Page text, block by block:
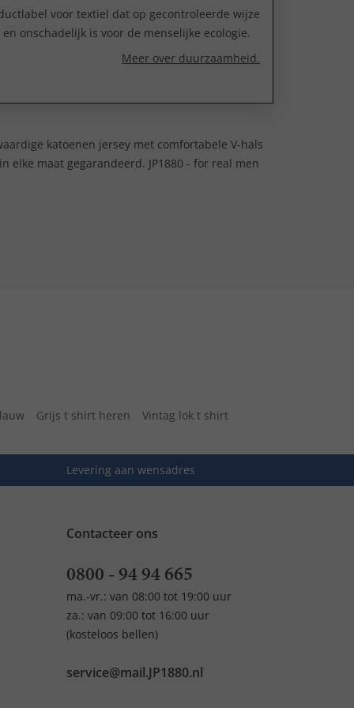
voor textiel dat op gecontroleerde wijze
onschadelijk is voor de menselijke ecologie.
Meer over duurzaamheid.
katoenen jersey met comfortabele V-hals
maat gegarandeerd. JP1880 - for real men
Grijs t shirt heren Vintag lok t shirt
Levering aan wensadres
Contacteer ons
0800 - 94 94 665
ma.-vr.: van 08:00 tot 19:00 uur
za.: van 09:00 tot 16:00 uur
(kosteloos bellen)
service@mail.JP1880.nl